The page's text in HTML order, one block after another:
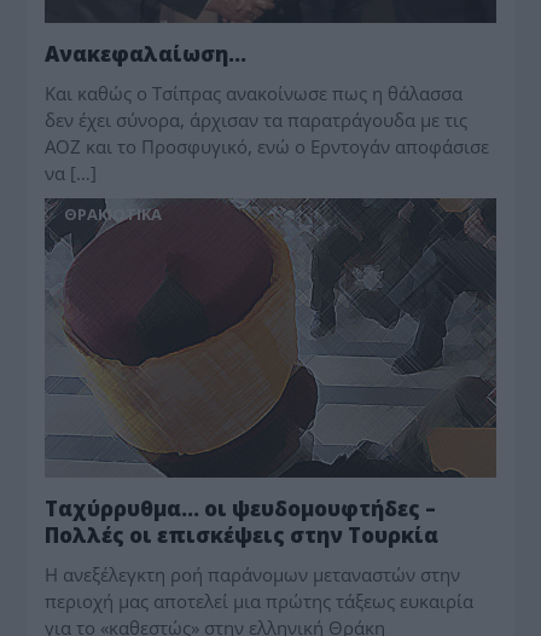
Ανακεφαλαίωση…
Και καθώς ο Τσίπρας ανακοίνωσε πως η θάλασσα
δεν έχει σύνορα, άρχισαν τα παρατράγουδα με τις
ΑΟΖ και το Προσφυγικό, ενώ ο Ερντογάν αποφάσισε
να […]
ΘΡΑΚΙΩΤΙΚΑ
Ταχύρρυθμα… οι ψευδομουφτήδες –
Πολλές οι επισκέψεις στην Τουρκία
Η ανεξέλεγκτη ροή παράνομων μεταναστών στην
περιοχή μας αποτελεί μια πρώτης τάξεως ευκαιρία
για το «καθεστώς» στην ελληνική Θράκη